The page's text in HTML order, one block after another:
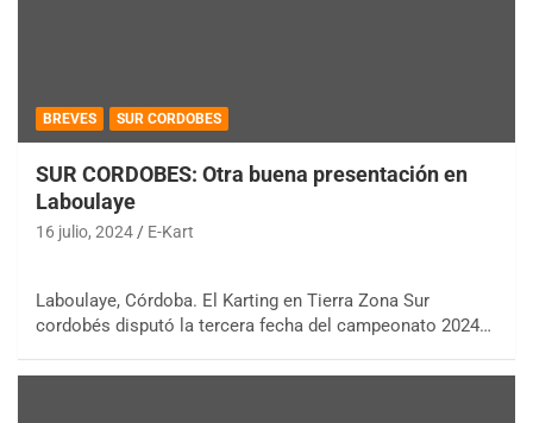
BREVES SUR CORDOBES
SUR CORDOBES: Otra buena presentación en
Laboulaye
16 julio, 2024 E-Kart
Laboulaye, Córdoba. El Karting en Tierra Zona Sur
cordobés disputó la tercera fecha del campeonato 2024…